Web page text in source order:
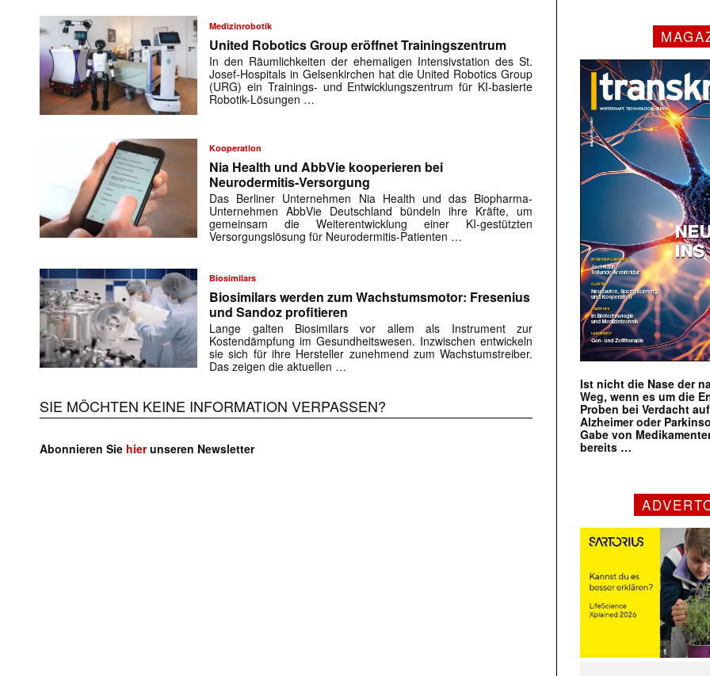
Medizinrobotik
United Robotics Group eröffnet Trainingszentrum
In den Räumlichkeiten der ehemaligen Intensivstation des St.
Josef-Hospitals in Gelsenkirchen hat die United Robotics Group
(URG) ein Trainings- und Entwicklungszentrum für KI-basierte
Robotik-Lösungen …
Kooperation
Nia Health und AbbVie kooperieren bei
Neurodermitis-Versorgung
Das Berliner Unternehmen Nia Health und das Biopharma-
Unternehmen AbbVie Deutschland bündeln ihre Kräfte, um
gemeinsam die Weiterentwicklung einer KI-gestützten
Versorgungslösung für Neurodermitis-Patienten …
Biosimilars
Biosimilars werden zum Wachstumsmotor: Fresenius
und Sandoz profitieren
Lange galten Biosimilars vor allem als Instrument zur
Kostendämpfung im Gesundheitswesen. Inzwischen entwickeln
sie sich für ihre Hersteller zunehmend zum Wachstumstreiber.
Das zeigen die aktuellen …
SIE MÖCHTEN KEINE INFORMATION VERPASSEN?
Abonnieren Sie hierunseren Newsletter
Ist nicht die Nase der
Weg, wenn es um die
Proben bei Verdacht
Alzheimer oder
Gabe von
bereits …